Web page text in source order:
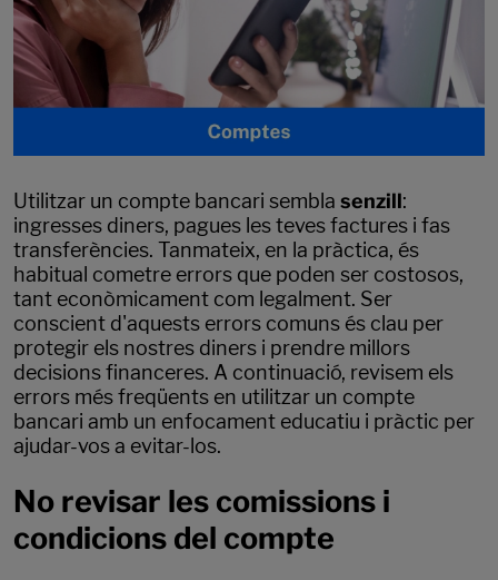
Utilitzar un compte bancari sembla senzill:
ingresses diners, pagues les teves factures i fas
transferències. Tanmateix, en la pràctica, és
habitual cometre errors que poden ser costosos,
tant econòmicament com legalment. Ser
conscient d'aquests errors comuns és clau per
protegir els nostres diners i prendre millors
decisions financeres. A continuació, revisem els
errors més freqüents en utilitzar un compte
bancari amb un enfocament educatiu i pràctic per
ajudar-vos a evitar-los.
No revisar les comissions i
condicions del compte